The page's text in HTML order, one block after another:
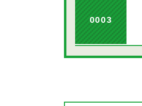
0003